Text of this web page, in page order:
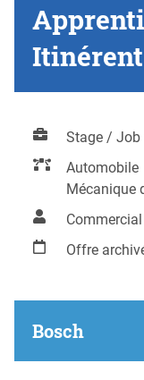
Stage / Job
Automobile
Mécanique
Commercial
Offre
Bosch